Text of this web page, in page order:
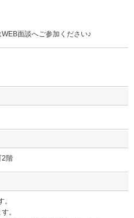
面談へご参加ください♪
2階
。